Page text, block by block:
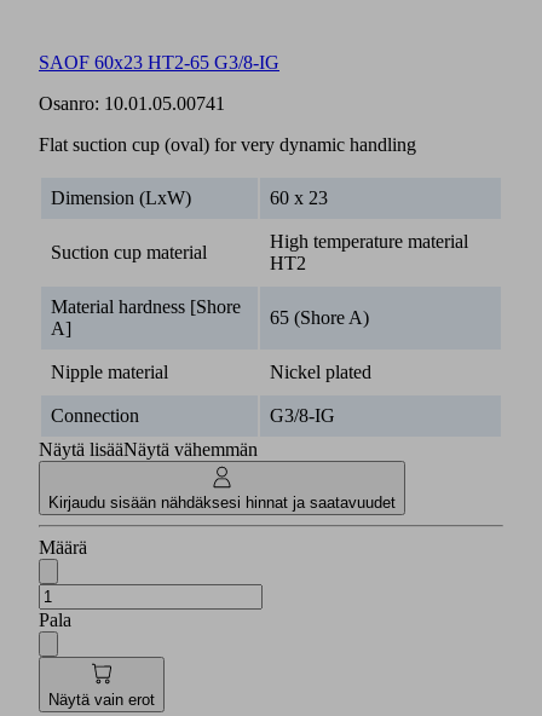
SAOF 60x23 HT2-65 G3/8-IG
Osanro: 10.01.05.00741
Flat suction cup (oval) for very dynamic handling
Dimension (LxW) 60 x 23
Suction cup material
High temperature material
HT2
Material hardness [Shore
A]
65 (Shore A)
Nipple material Nickel plated
Connection
G3/8-IG
Näytä lisääNäytä vähemmän
Kirjaudu sisään nähdäksesi hinnat ja saatavuudet
Määrä
Pala
Näytä vain erot